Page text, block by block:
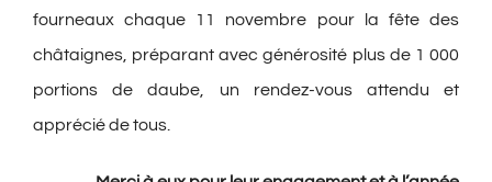
fourneaux chaque 11 novembre pour la fête des
châtaignes, préparant avec générosité plus de 1 000
portions de daube, un rendez-vous attendu et
apprécié de tous.